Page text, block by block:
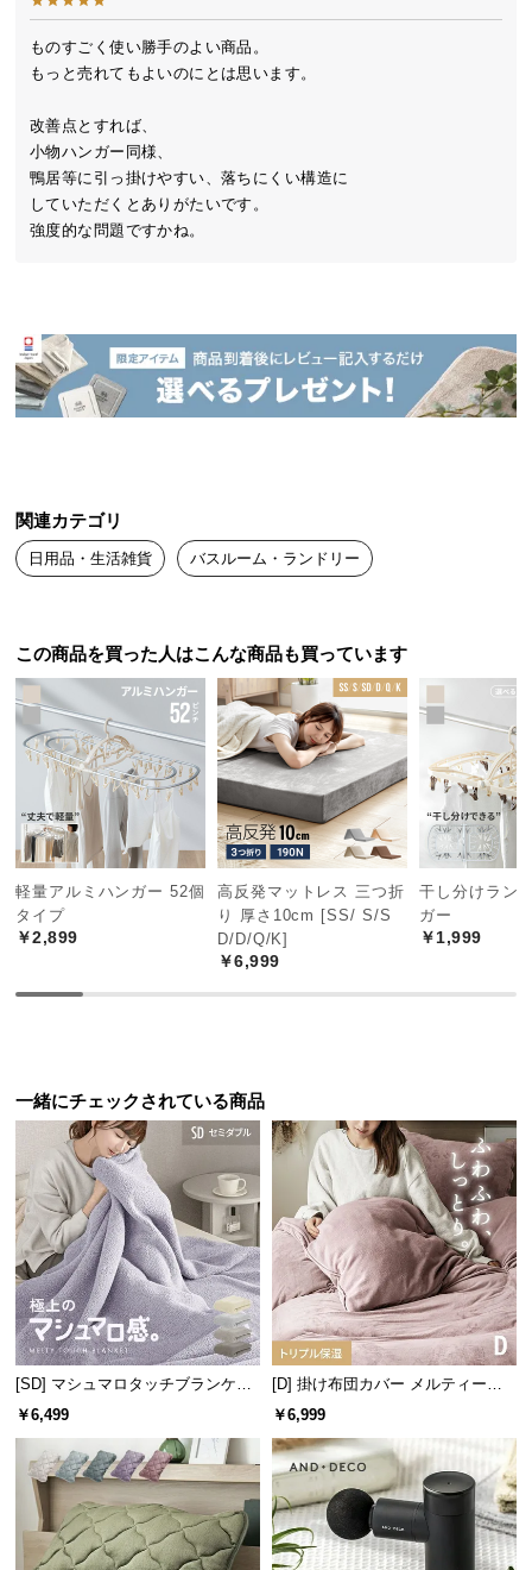
送
料
に
い
て
大
型
配
送
に
中
型
の
配
送
に
つ
い
て
小
型
商
つ
い
開
梱
設
置
サ
ー
ビ
ス
に
つ
い
搬
ものすごく使い勝手のよい商品。
もっと売れてもよいのにとは思います。
改善点とすれば、
小物ハンガー同様、
鴨居等に引っ掛けやすい、落ちにくい構造に
していただくとありがたいです。
強度的な問題ですかね。
関連カテゴリ
日用品・生活雑貨 バスルーム・ランドリー
この商品を買った人はこんな商品も買っています
軽量アルミハンガー 52個
タイプ
￥2,899
高反発マットレス 三つ折
り 厚さ10cm [SS/ S/S
D/D/Q/K]
￥6,999
干し分けラン
ガー
￥1,999
一緒にチェックされている商品
[SD] マシュマロタッチブランケッ
ト
￥6,499
[D] 掛け布団カバー メルティータ
ッチ マイクロファイバー
￥6,999